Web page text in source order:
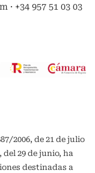
+34 957 51 03 03
2006, de 21 de julio
del 29 de junio, ha
destinadas a